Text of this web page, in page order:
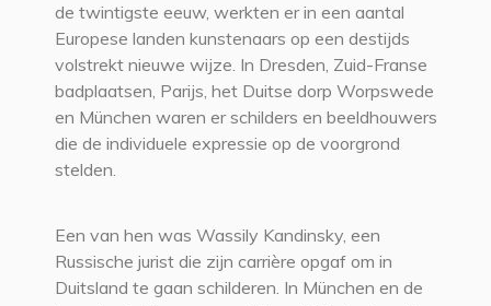
de twintigste eeuw, werkten er in een aantal
Europese landen kunstenaars op een destijds
volstrekt nieuwe wijze. In Dresden, Zuid-Franse
badplaatsen, Parijs, het Duitse dorp Worpswede
en München waren er schilders en beeldhouwers
die de individuele expressie op de voorgrond
stelden.
Een van hen was Wassily Kandinsky, een
Russische jurist die zijn carrière opgaf om in
Duitsland te gaan schilderen. In München en de